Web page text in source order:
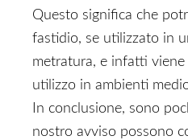
Questo significa che
fastidio, se utilizzato in
metratura, e infatti
utilizzo in ambienti
In conclusione, sono
nostro avviso possono